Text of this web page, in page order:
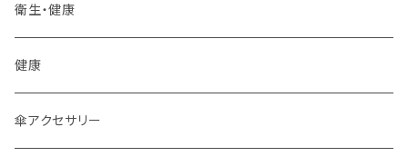
その他
フォーク
ティーポット
衛生・健康
健康
傘アクセサリー